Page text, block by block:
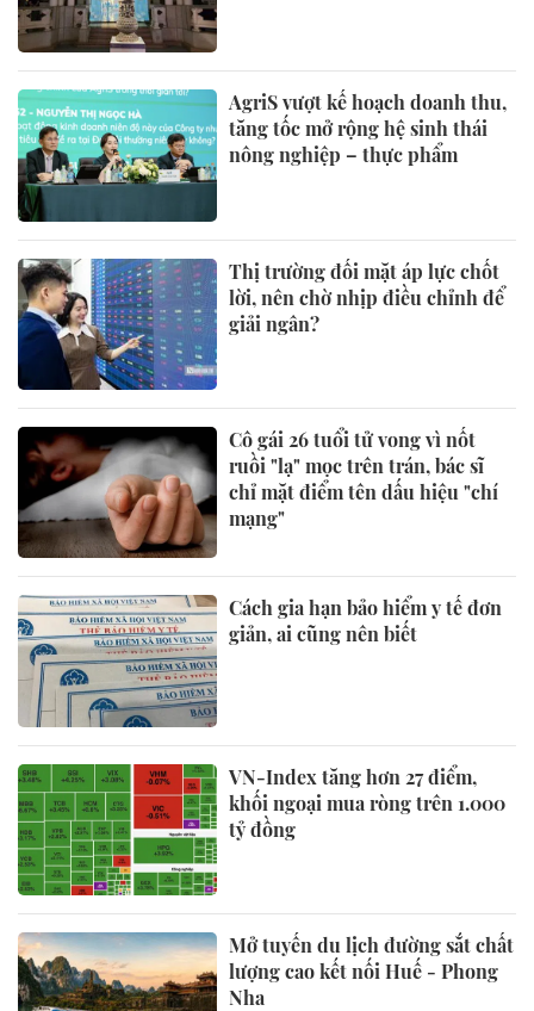
AgriS vượt kế hoạch doanh thu,
tăng tốc mở rộng hệ sinh thái
nông nghiệp – thực phẩm
Thị trường đối mặt áp lực chốt
lời, nên chờ nhịp điều chỉnh để
giải ngân?
Cô gái 26 tuổi tử vong vì nốt
ruồi "lạ" mọc trên trán, bác sĩ
chỉ mặt điểm tên dấu hiệu "chí
mạng"
Cách gia hạn bảo hiểm y tế đơn
giản, ai cũng nên biết
VN-Index tăng hơn 27 điểm,
khối ngoại mua ròng trên 1.000
tỷ đồng
Mở tuyến du lịch đường sắt chất
lượng cao kết nối Huế - Phong
Nha